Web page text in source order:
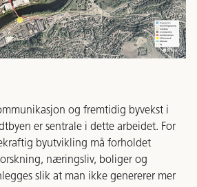
og fremtidig byvekst i
er sentrale i dette arbeidet. For
byutvikling må forholdet
næringsliv, boliger og
slik at man ikke genererer mer